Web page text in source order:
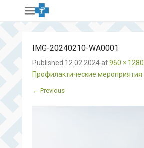
IMG-20240210-WA0001
Published 12.02.2024 at960 × 1280
Профилактические мероприятия
← Previous